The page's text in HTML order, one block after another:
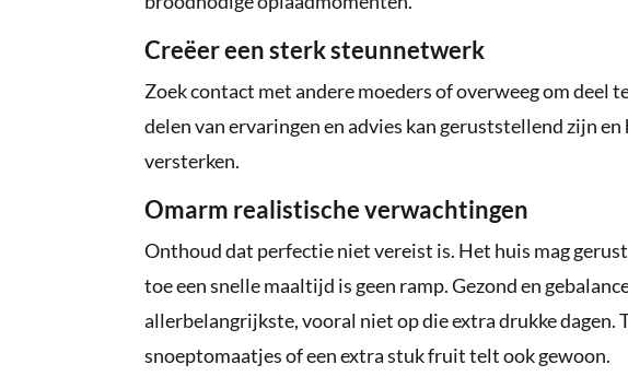
Creëer een sterk steunnetwerk
Zoek contact met andere moeders of overweeg om deel
delen van ervaringen en advies kan geruststellend zijn en
versterken.
Omarm realistische verwachtingen
Onthoud dat perfectie niet vereist is. Het huis mag
toe een snelle maaltijd is geen ramp. Gezond en
allerbelangrijkste, vooral niet op die extra drukke dagen.
snoeptomaatjes of een extra stuk fruit telt ook gewoon.